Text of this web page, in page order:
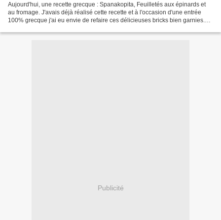
Aujourd'hui, une recette grecque : Spanakopita, Feuilletés aux épinards et
au fromage. J'avais déjà réalisé cette recette et à l'occasion d'une entrée
100% grecque j'ai eu envie de refaire ces délicieuses bricks bien garnies.
Publicité